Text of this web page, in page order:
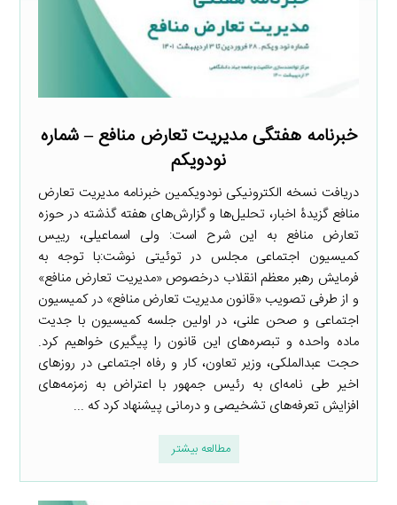
خبرنامه هفتگی مدیریت تعارض منافع – شماره
نودویکم
دریافت نسخه الکترونیکی نودویکمین خبرنامه مدیریت تعارض
منافع گزیدۀ اخبار، تحلیل‌ها و گزارش‌های هفته گذشته در حوزه
تعارض منافع به این شرح است: ولی اسماعیلی، رییس
کمیسیون اجتماعی مجلس در توئیتی نوشت:با توجه به
فرمایش رهبر معظم انقلاب درخصوص «مدیریت تعارض منافع»
و از طرفی تصویب «قانون مدیریت تعارض منافع» در کمیسیون
اجتماعی و صحن علنی، در اولین جلسه کمیسیون با جدیت
ماده واحده و تبصره‌های این قانون را پیگیری خواهیم کرد.
حجت عبدالملکی، وزیر تعاون، کار و رفاه اجتماعی در روزهای
اخیر طی نامه‌ای به رئیس جمهور با اعتراض به زمزمه‌های
افزایش تعرفه‌های تشخیصی و درمانی پیشنهاد کرد که ...
مطالعه بیشتر